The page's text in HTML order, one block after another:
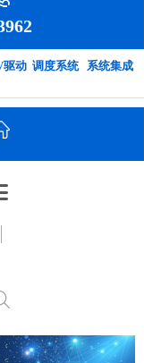
驱动 调度系统 系统集成